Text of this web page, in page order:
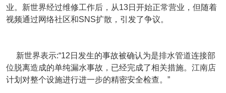
业。新世界经过维修工作后，从13日开始正常营业，但随着
视频通过网络社区和SNS扩散，引发了争议。
新世界表示:“12日发生的事故被确认为是排水管道连接部
位脱离造成的单纯漏水事故，已经完成了相关措施。江南店
计划对整个设施进行进一步的精密安全检查。”